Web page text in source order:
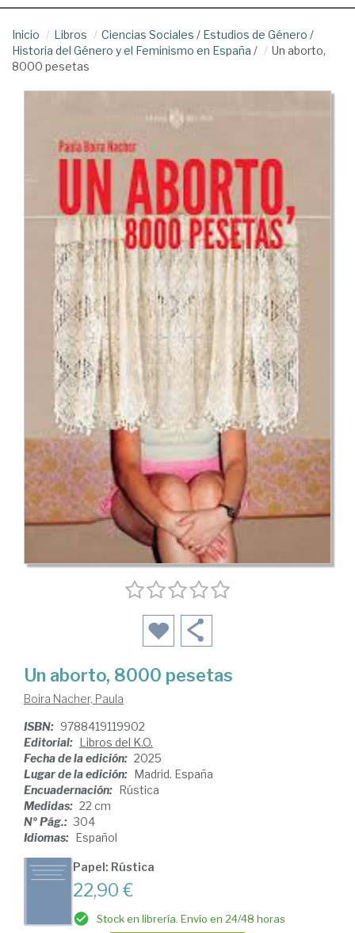
Inicio Libros Ciencias Sociales / Estudios de Género /
Historia del Género y el Feminismo en España /
Un aborto,
8000 pesetas
Un aborto, 8000 pesetas
Boira Nacher, Paula
ISBN: 9788419119902
Editorial: Libros del K.O.
Fecha de la edición: 2025
Lugar de la edición: Madrid. España
Encuadernación: Rústica
Medidas: 22 cm
Nº Pág.: 304
Idiomas: Español
Papel: Rústica
22,90 €
Stock en librería. Envío en 24/48 horas